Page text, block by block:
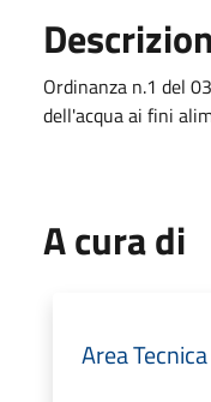
Ordinanza n.1 del
dell'acqua ai fini
A cura di
Area Tecnica